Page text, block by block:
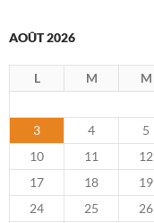
AOÛT 2026
L M M
3
4 5
10
11 12
17
18 19
24
25 26